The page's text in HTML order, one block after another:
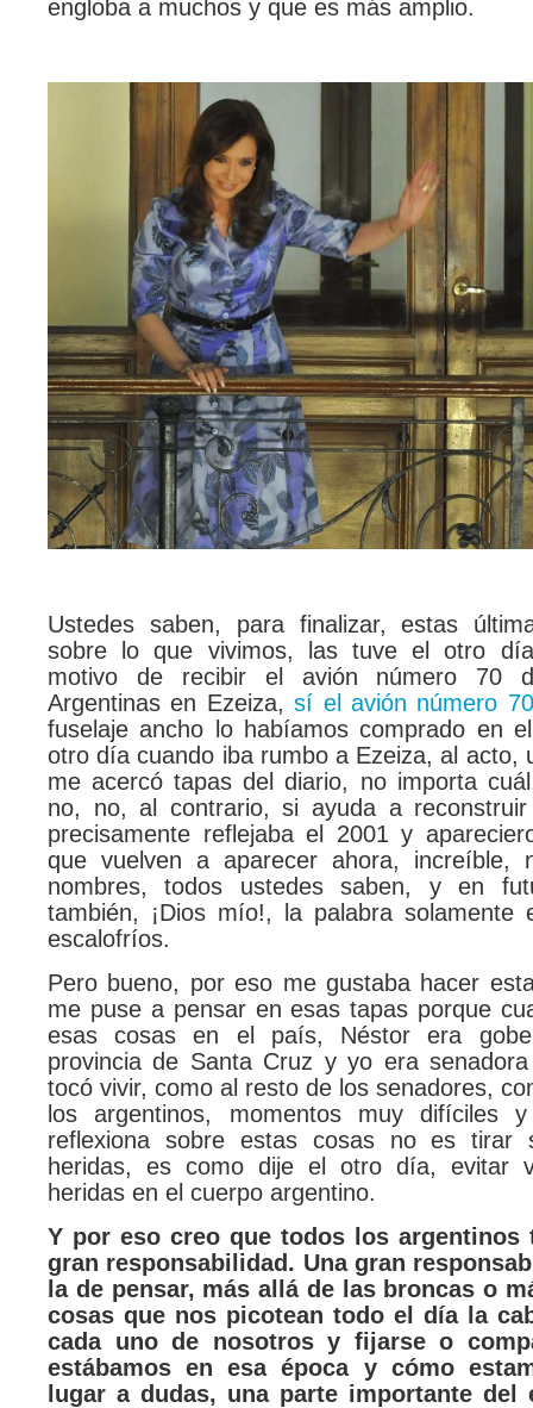
engloba a muchos y que es más amplio.
Ustedes saben, para finalizar, estas
sobre lo que vivimos, las tuve el otro
motivo de recibir el avión número 70
Argentinas en Ezeiza,sí el avión número 70
fuselaje ancho lo habíamos comprado en
otro día cuando iba rumbo a Ezeiza, al acto,
me acercó tapas del diario, no importa
no, no, al contrario, si ayuda a
precisamente reflejaba el 2001 y
que vuelven a aparecer ahora, increíble,
nombres, todos ustedes saben, y en
también, ¡Dios mío!, la palabra solamente
escalofríos.
Pero bueno, por eso me gustaba hacer
me puse a pensar en esas tapas porque
esas cosas en el país, Néstor era
provincia de Santa Cruz y yo era
tocó vivir, como al resto de los senadores,
los argentinos, momentos muy difíciles
reflexiona sobre estas cosas no es tirar
heridas, es como dije el otro día, evitar
heridas en el cuerpo argentino.
Y por eso creo que todos los argentinos
gran responsabilidad. Una gran
la de pensar, más allá de las broncas o
cosas que nos picotean todo el día la
cada uno de nosotros y fijarse o
estábamos en esa época y cómo
lugar a dudas, una parte importante del